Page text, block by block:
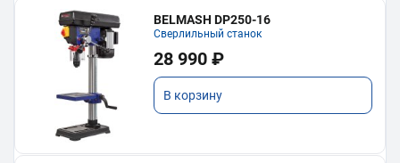
BELMASH DP250-16
Сверлильный станок
28 990 ₽
В корзину